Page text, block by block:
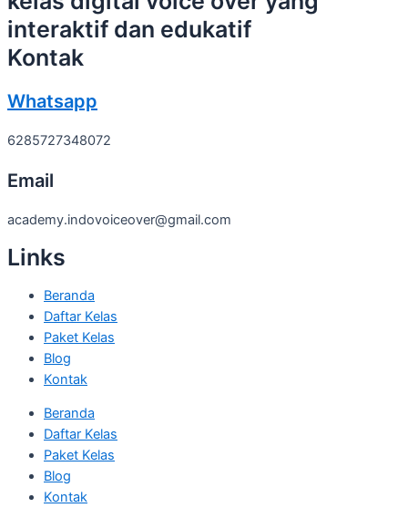
interaktif dan edukatif
Kontak
Whatsapp
6285727348072
Email
academy.indovoiceover@gmail.com
Links
Beranda
Daftar Kelas
Paket Kelas
Blog
Kontak
Beranda
Daftar Kelas
Paket Kelas
Blog
Kontak